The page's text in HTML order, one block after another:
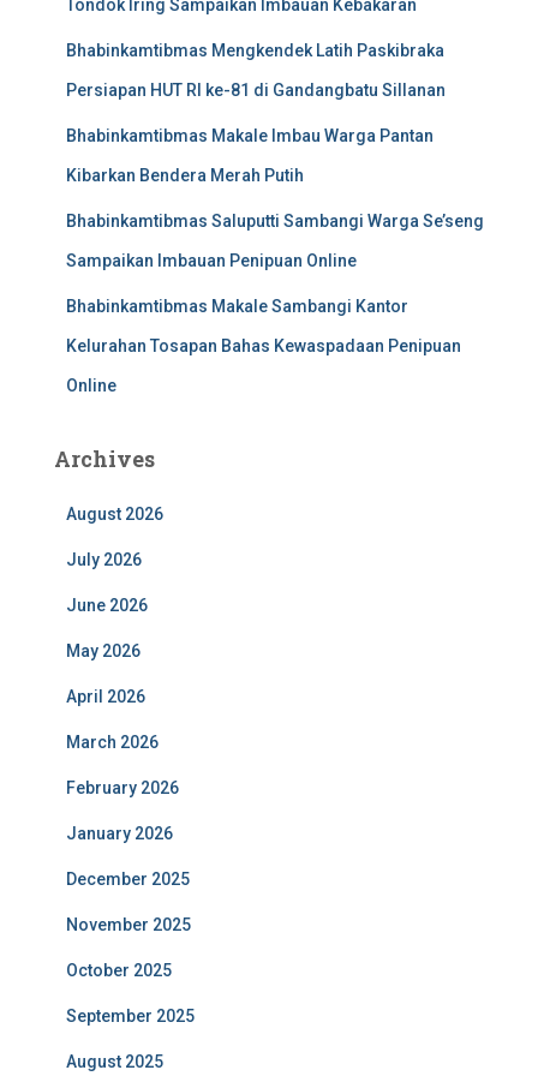
Tondok Iring Sampaikan Imbauan Kebakaran
Bhabinkamtibmas Mengkendek Latih Paskibraka
Persiapan HUT RI ke-81 di Gandangbatu Sillanan
Bhabinkamtibmas Makale Imbau Warga Pantan
Kibarkan Bendera Merah Putih
Bhabinkamtibmas Saluputti Sambangi Warga Se’seng
Sampaikan Imbauan Penipuan Online
Bhabinkamtibmas Makale Sambangi Kantor
Kelurahan Tosapan Bahas Kewaspadaan Penipuan
Online
Archives
August 2026
July 2026
June 2026
May 2026
April 2026
March 2026
February 2026
January 2026
December 2025
November 2025
October 2025
September 2025
August 2025